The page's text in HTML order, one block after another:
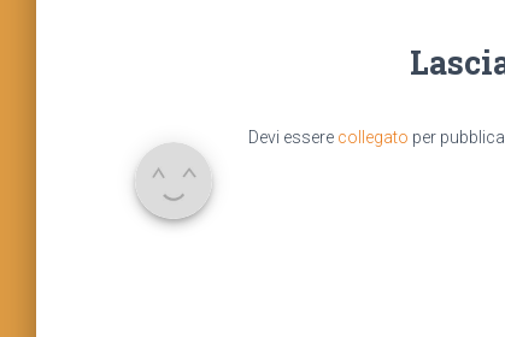
Devi essere collegato per